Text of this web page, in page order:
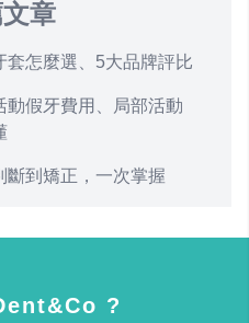
章
套怎麼選、5大品牌評比
動假牙費用、局部活動
斷到矯正，一次掌握
?